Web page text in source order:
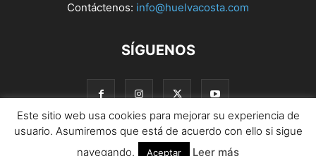
Contáctenos: info@huelvacosta.com
SÍGUENOS
© HuelvaCosta
Este sitio web usa cookies para mejorar su experiencia de
usuario. Asumiremos que está de acuerdo con ello si sigue
navegando.
Aceptar Leer más